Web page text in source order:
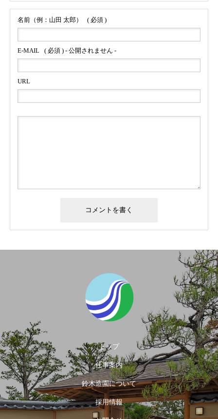
名前（例：山田 太郎） ( 必須 )
E-MAIL ( 必須 ) - 公開されません -
URL
トップ
仕事案内
鈴木造園について
採用情報